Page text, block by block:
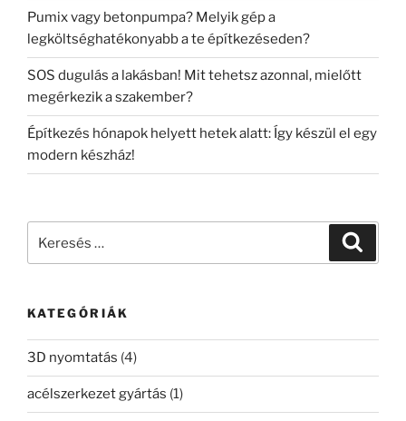
Pumix vagy betonpumpa? Melyik gép a
legköltséghatékonyabb a te építkezéseden?
SOS dugulás a lakásban! Mit tehetsz azonnal, mielőtt
megérkezik a szakember?
Építkezés hónapok helyett hetek alatt: Így készül el egy
modern készház!
KATEGÓRIÁK
3D nyomtatás (4)
acélszerkezet gyártás (1)